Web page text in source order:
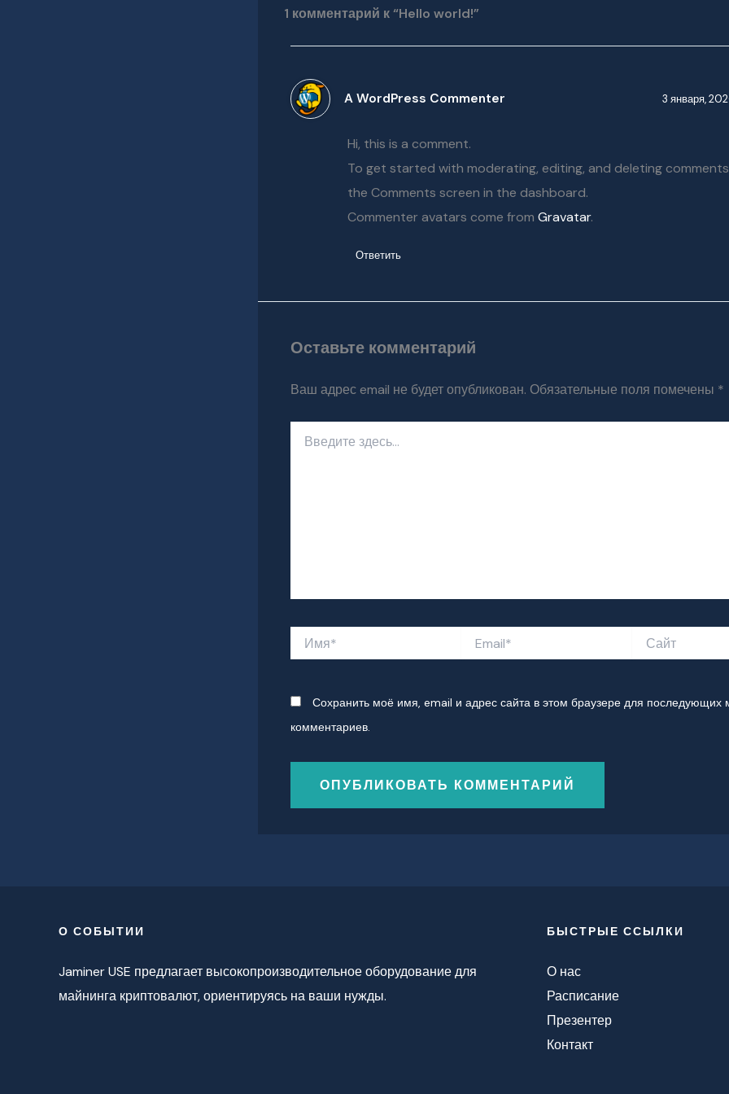
1 комментарий к “Hello world!”
A WordPress Commenter 3 января,
Hi, this is a comment.
To get started with moderating, editing, and deleting
the Comments screen in the dashboard.
Commenter avatars come from Gravatar.
Ответить
Оставьте комментарий
Ваш адрес email не будет опубликован. Обязательные поля помечены *
здесь...
Сохранить моё имя, email и адрес сайта в этом браузере для последующих
комментариев.
О СОБЫТИИ
Jaminer USE предлагает высокопроизводительное оборудование для
майнинга криптовалют, ориентируясь на ваши нужды.
БЫСТРЫЕ ССЫЛКИ
О нас
Расписание
Презентер
Контакт